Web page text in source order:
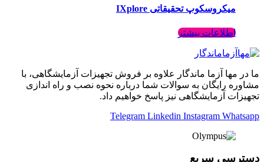
میکروسکوپ تحقیقاتی IXplore
اطلاعات بیشتر
ما در مها آزما ماندگار علاوه بر فروش تجهیزات آزمایشگاهی، با
مشاوره رایگان به سوالات شما درباره نحوه نصب و راه اندازی
تجهیزات آزمایشگاهی نیز پاسخ خواهیم داد.
Telegram Linkedin Instagram Whatsapp
دسترسی سریع